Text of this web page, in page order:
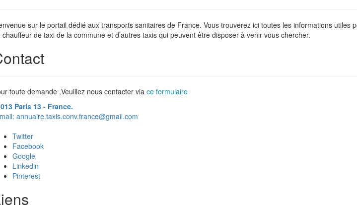
sur le portail dédié aux transports sanitaires de France. Vous trouverez ici toutes les informations utiles
chauffeur de taxi de la commune et d’autres taxis qui peuvent être disposer à venir vous chercher.
toute demande ,Veuillez nous contacter via ce formulaire
Paris 13 - France.
annuaire.taxis.conv.france@gmail.com
Twitter
Facebook
Google
Linkedin
Pinterest